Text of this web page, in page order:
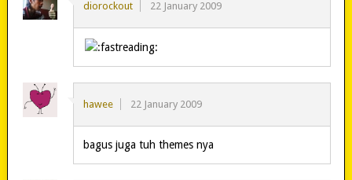
diorockout 22 January 2009
hawee 22 January 2009
bagus juga tuh themes nya